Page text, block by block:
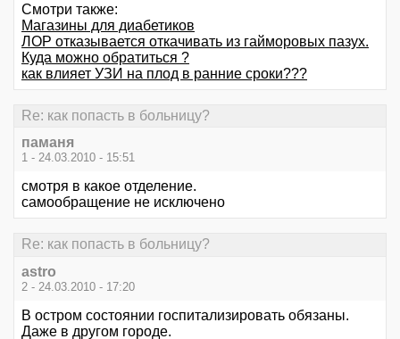
Смотри также:
Магазины для диабетиков
ЛОР отказывается откачивать из гайморовых пазух.
Куда можно обратиться ?
как влияет УЗИ на плод в ранние сроки???
Re: как попасть в больницу?
паманя
1 - 24.03.2010 - 15:51
смотря в какое отделение.
самообращение не исключено
Re: как попасть в больницу?
astro
2 - 24.03.2010 - 17:20
В остром состоянии госпитализировать обязаны.
Даже в другом городе.